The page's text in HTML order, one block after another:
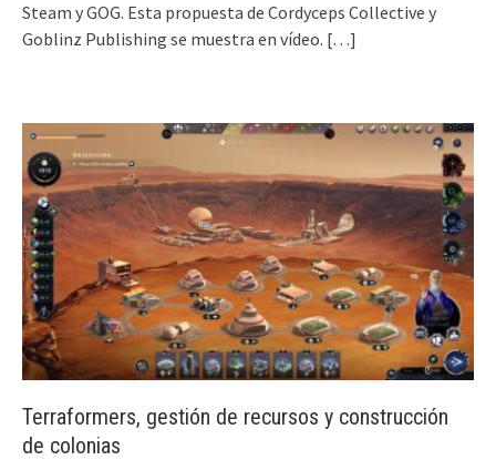
Steam y GOG. Esta propuesta de Cordyceps Collective y
Goblinz Publishing se muestra en vídeo. […]
Terraformers, gestión de recursos y construcción
de colonias